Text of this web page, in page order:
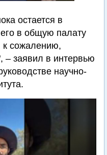
остается в
в общую палату
к сожалению,
– заявил в интервью
научно-